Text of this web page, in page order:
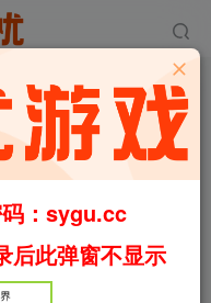
speed
：sygu.cc
后此弹窗不显示